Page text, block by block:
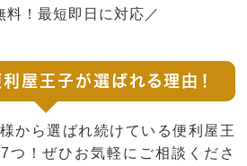
料！最短即日に対応／
屋王子が選ばれる理由！
から選ばれ続けている便利屋王
つ！ぜひお気軽にご相談くださ